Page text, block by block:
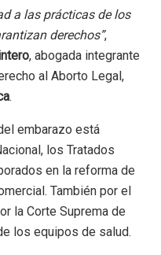
a las prácticas de los
derechos”,
, abogada integrante
al Aborto Legal,
.
embarazo está
los Tratados
en la reforma de
También por el
la Corte Suprema de
los equipos de salud.